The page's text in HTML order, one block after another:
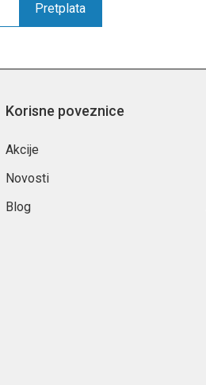
Pretplata
Korisne poveznice
Akcije
Novosti
Blog